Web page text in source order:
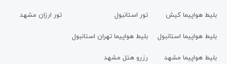
بلیط هواپیما کیش
بلیط هواپیما استانبول
بلیط هواپیما مشهد
تور استانبول
بلیط هواپیما تهران استانبول
رزرو هتل مشهد
تور ارزان مشهد